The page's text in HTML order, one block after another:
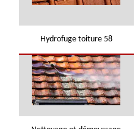
Hydrofuge toiture 58